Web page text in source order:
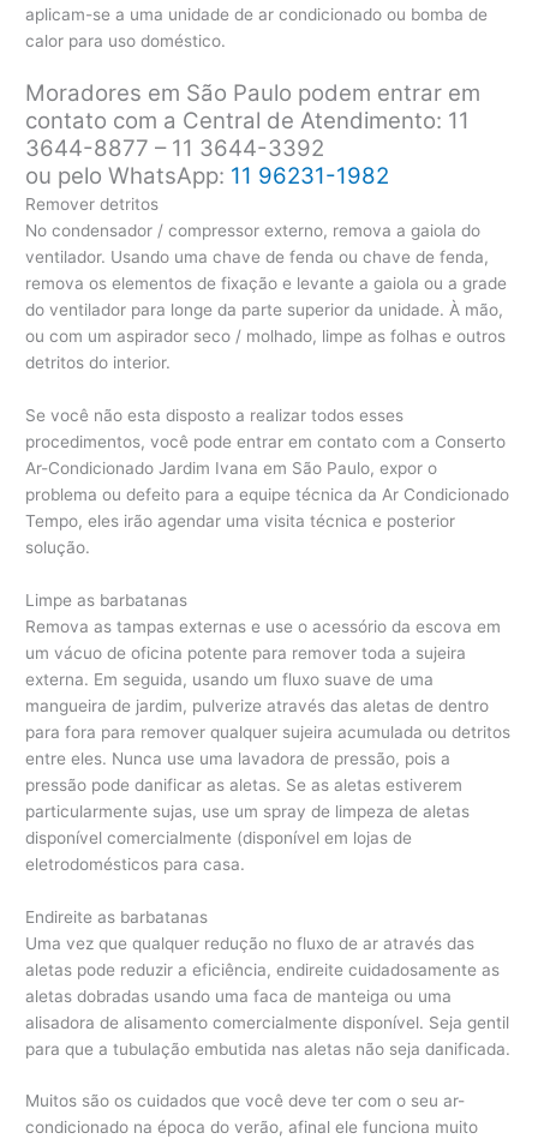
aplicam-se a uma unidade de ar condicionado ou bomba de
calor para uso doméstico.
Moradores em São Paulo podem entrar em
contato com a Central de Atendimento: 11
3644-8877 – 11 3644-3392
ou pelo WhatsApp: 11 96231-1982
Remover detritos
No condensador / compressor externo, remova a gaiola do
ventilador. Usando uma chave de fenda ou chave de fenda,
remova os elementos de fixação e levante a gaiola ou a grade
do ventilador para longe da parte superior da unidade. À mão,
ou com um aspirador seco / molhado, limpe as folhas e outros
detritos do interior.
Se você não esta disposto a realizar todos esses
procedimentos, você pode entrar em contato com a Conserto
Ar-Condicionado Jardim Ivana em São Paulo, expor o
problema ou defeito para a equipe técnica da Ar Condicionado
Tempo, eles irão agendar uma visita técnica e posterior
solução.
Limpe as barbatanas
Remova as tampas externas e use o acessório da escova em
um vácuo de oficina potente para remover toda a sujeira
externa. Em seguida, usando um fluxo suave de uma
mangueira de jardim, pulverize através das aletas de dentro
para fora para remover qualquer sujeira acumulada ou detritos
entre eles. Nunca use uma lavadora de pressão, pois a
pressão pode danificar as aletas. Se as aletas estiverem
particularmente sujas, use um spray de limpeza de aletas
disponível comercialmente (disponível em lojas de
eletrodomésticos para casa.
Endireite as barbatanas
Uma vez que qualquer redução no fluxo de ar através das
aletas pode reduzir a eficiência, endireite cuidadosamente as
aletas dobradas usando uma faca de manteiga ou uma
alisadora de alisamento comercialmente disponível. Seja gentil
para que a tubulação embutida nas aletas não seja danificada.
Muitos são os cuidados que você deve ter com o seu ar-
condicionado na época do verão, afinal ele funciona muito